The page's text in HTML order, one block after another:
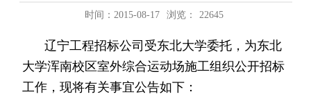
时间：2015-08-17 浏览： 22645
辽宁工程招标公司 受东北大学委托，为东北
大学浑南校区室外综合运动场施工组织公开招标
工作，现将有关事宜公告如下：